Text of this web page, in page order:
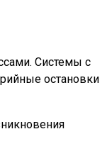
Системы с
остановки